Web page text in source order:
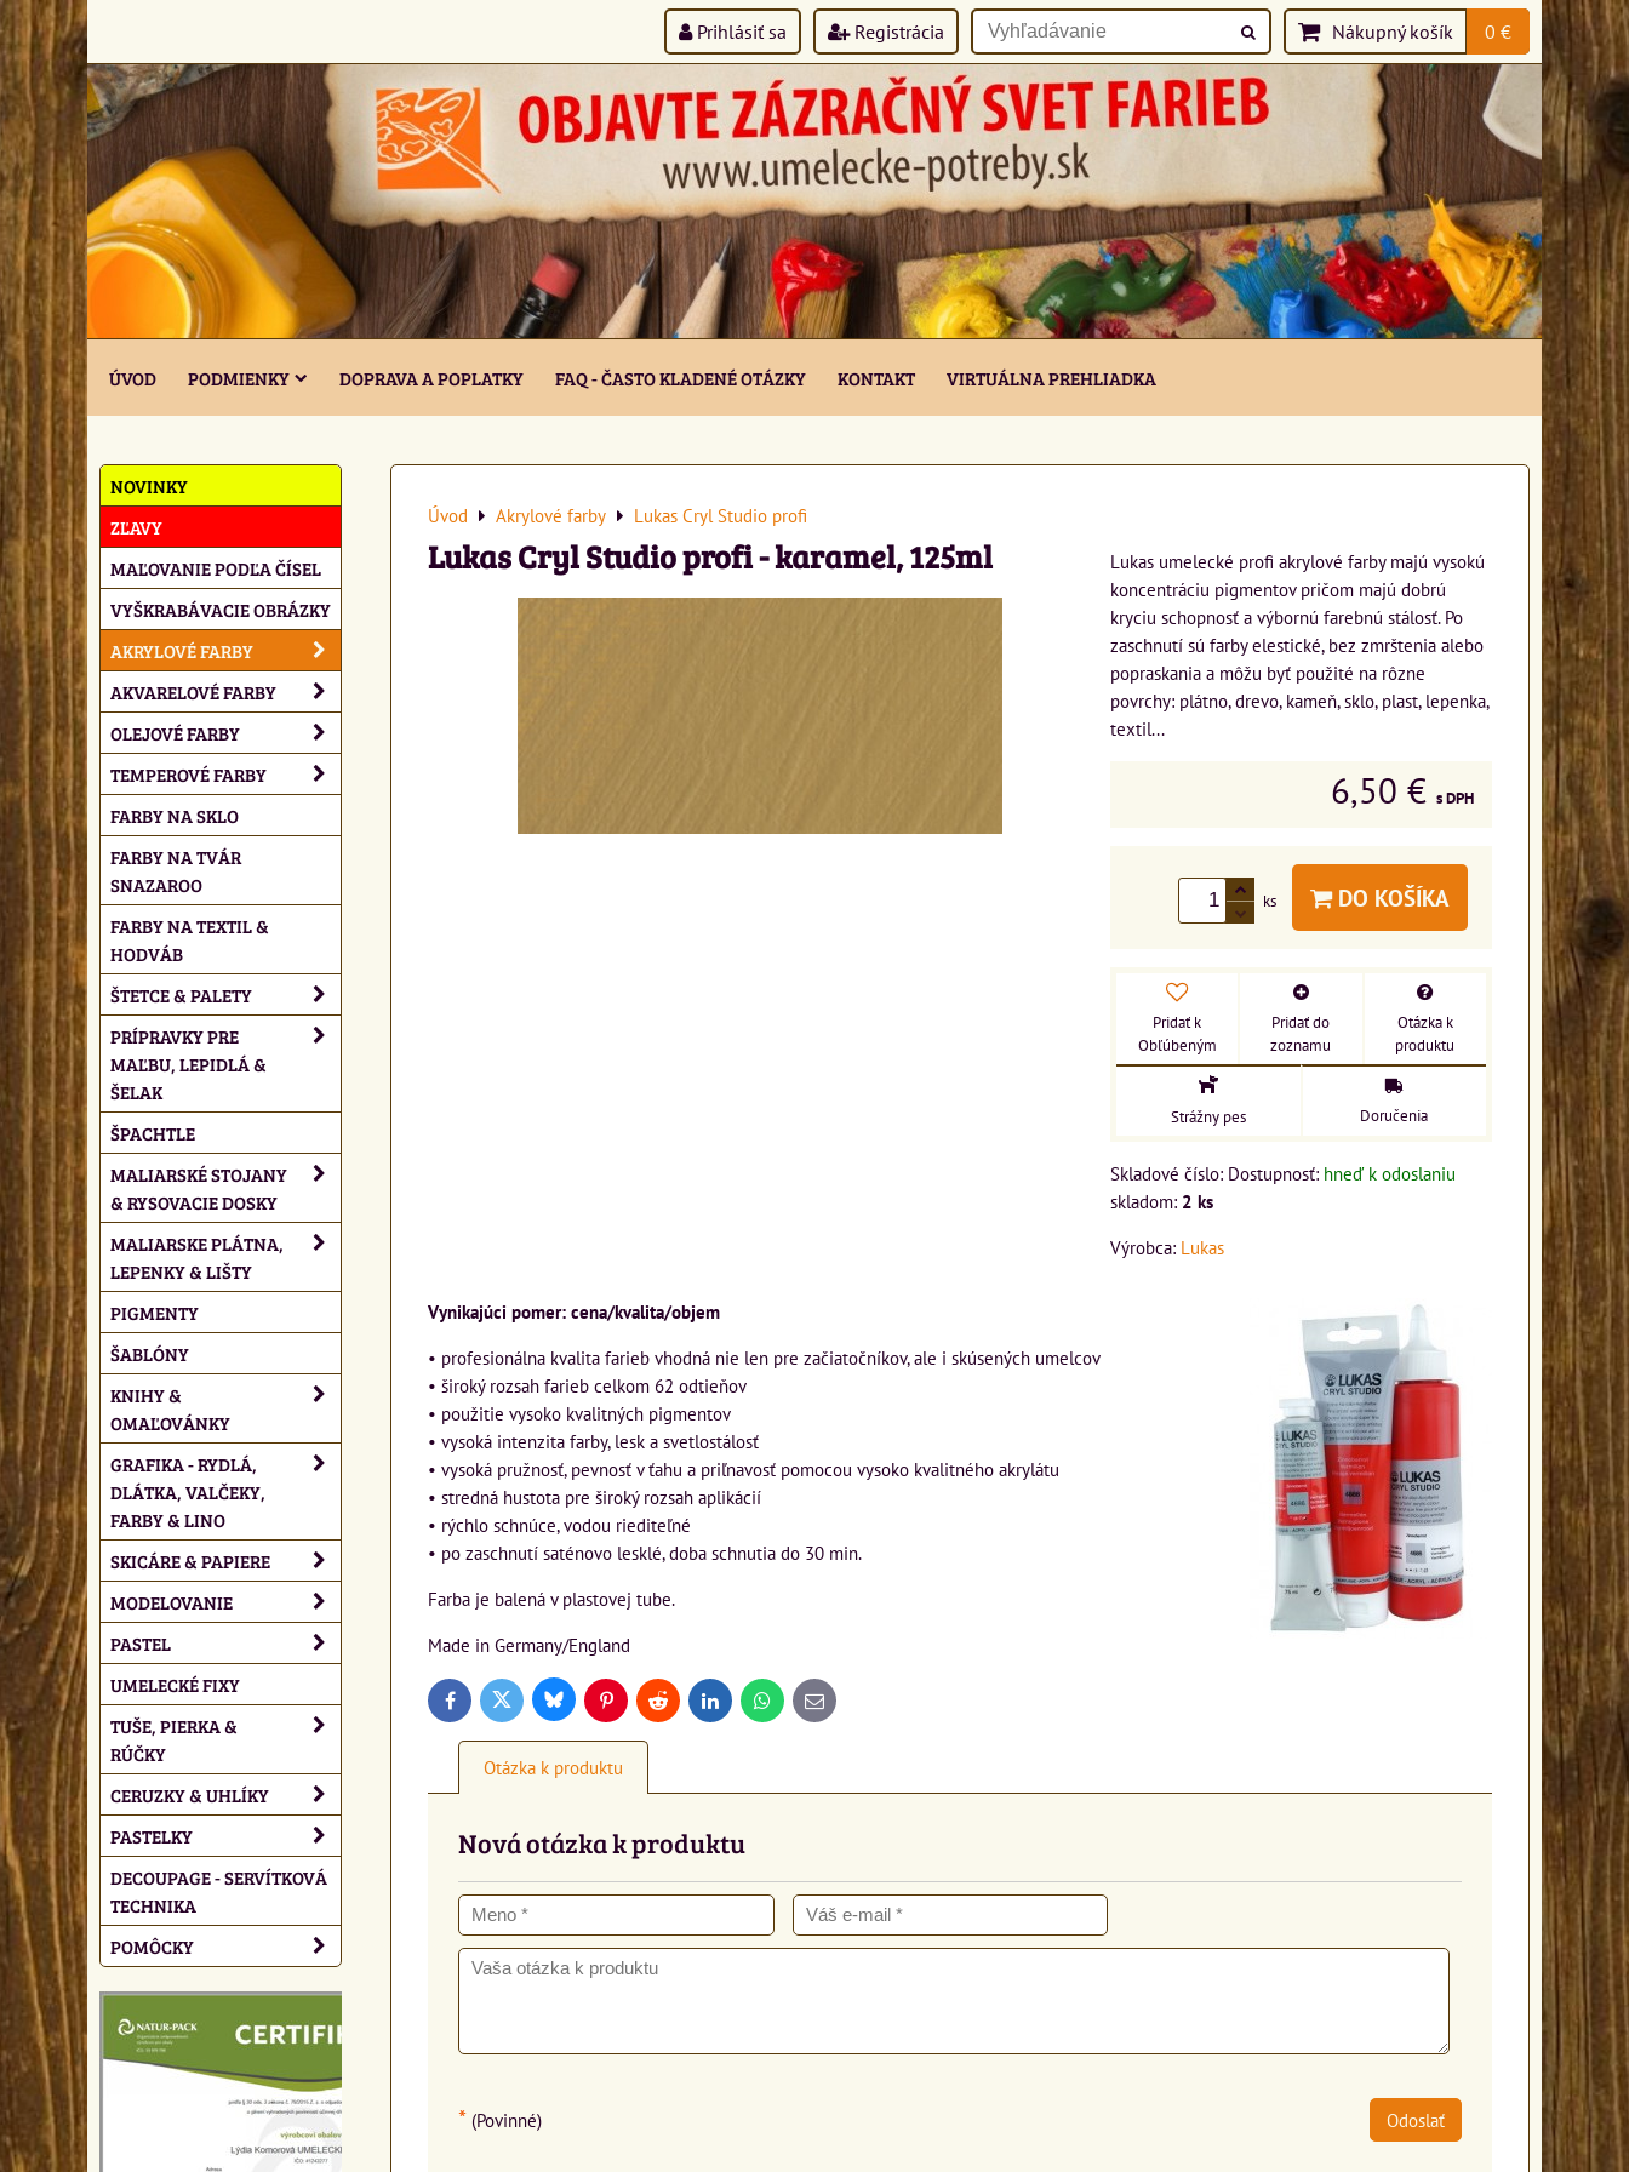
Prihlásiť sa Registrácia Nákupný košík 0 €
ÚVOD PODMIENKY DOPRAVA A POPLATKY FAQ - ČASTO KLADENÉ OTÁZKY KONTAKT VIRTUÁLNA PREHLIADKA
Úvod Akrylové farby Lukas Cryl Studio profi
Lukas Cryl Studio profi - karamel, 125ml
Lukas umelecké profi akrylové farby majú vysokú
koncentráciu pigmentov pričom majú dobrú
kryciu schopnosť a výbornú farebnú stálosť. Po
zaschnutí sú farby elestické, bez zmrštenia alebo
popraskania a môžu byť použité na rôzne
povrchy: plátno, drevo, kameň, sklo, plast, lepenka,
textil...
6,50 € s DPH
ks DO KOŠÍKA
Pridať k
Obľúbeným
Pridať do
zoznamu
Otázka k
produktu
Strážny pes Doručenia
Skladové číslo: Dostupnosť: hneď k odoslaniu
skladom: 2 ks
Výrobca: Lukas
Vynikajúci pomer: cena/kvalita/objem
• profesionálna kvalita farieb vhodná nie len pre začiatočníkov, ale i skúsených umelcov
• široký rozsah farieb celkom 62 odtieňov
• použitie vysoko kvalitných pigmentov
• vysoká intenzita farby, lesk a svetlostálosť
• vysoká pružnosť, pevnosť v ťahu a priľnavosť pomocou vysoko kvalitného akrylátu
• stredná hustota pre široký rozsah aplikácií
• rýchlo schnúce, vodou riediteľné
• po zaschnutí saténovo lesklé, doba schnutia do 30 min.
Farba je balená v plastovej tube.
Made in Germany/England
FacebookTwitter BlueskyPinterestReddit LinkedInWhatsApp
E-
mail
Otázka k produktu
Nová otázka k produktu
* (Povinné) Odoslať
NOVINKY
ZĽAVY
MAĽOVANIE PODĽA ČÍSEL
VYŠKRABÁVACIE OBRÁZKY
AKRYLOVÉ FARBY
AKVARELOVÉ FARBY
OLEJOVÉ FARBY
TEMPEROVÉ FARBY
FARBY NA SKLO
FARBY NA TVÁR
SNAZAROO
FARBY NA TEXTIL &
HODVÁB
ŠTETCE & PALETY
PRÍPRAVKY PRE
MAĽBU, LEPIDLÁ &
ŠELAK
ŠPACHTLE
MALIARSKÉ STOJANY
& RYSOVACIE DOSKY
MALIARSKE PLÁTNA,
LEPENKY & LIŠTY
PIGMENTY
ŠABLÓNY
KNIHY &
OMAĽOVÁNKY
GRAFIKA - RYDLÁ,
DLÁTKA, VALČEKY,
FARBY & LINO
SKICÁRE & PAPIERE
MODELOVANIE
PASTEL
UMELECKÉ FIXY
TUŠE, PIERKA &
RÚČKY
CERUZKY & UHLÍKY
PASTELKY
DECOUPAGE - SERVÍTKOVÁ
TECHNIKA
POMÔCKY